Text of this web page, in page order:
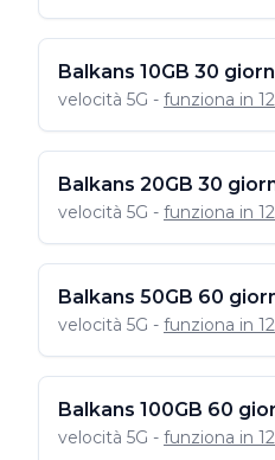
Balkans 10GB 30
velocità 5G - funziona in
Balkans 20GB 30
velocità 5G - funziona in
Balkans 50GB 60
velocità 5G - funziona in
Balkans 100GB 60
velocità 5G - funziona in